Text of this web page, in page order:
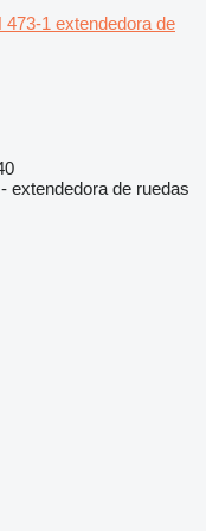
473-1 extendedora de
extendedora de ruedas